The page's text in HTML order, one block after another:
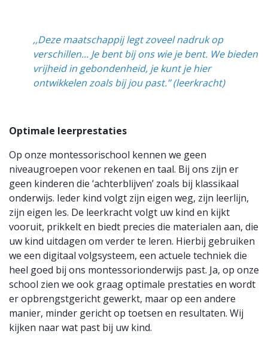
,,Deze maatschappij legt zoveel nadruk op
verschillen... Je bent bij ons wie je bent. We bieden
vrijheid in gebondenheid, je kunt je hier
ontwikkelen zoals bij jou past.’’ (leerkracht)
Optimale leerprestaties
Op onze montessorischool kennen we geen
niveaugroepen voor rekenen en taal. Bij ons zijn er
geen kinderen die ‘achterblijven’ zoals bij klassikaal
onderwijs. Ieder kind volgt zijn eigen weg, zijn leerlijn,
zijn eigen les. De leerkracht volgt uw kind en kijkt
vooruit, prikkelt en biedt precies die materialen aan, die
uw kind uitdagen om verder te leren. Hierbij gebruiken
we een digitaal volgsysteem, een actuele techniek die
heel goed bij ons montessorionderwijs past. Ja, op onze
school zien we ook graag optimale prestaties en wordt
er opbrengstgericht gewerkt, maar op een andere
manier, minder gericht op toetsen en resultaten. Wij
kijken naar wat past bij uw kind.